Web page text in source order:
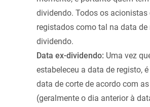
dividendo. Todos os acionistas
registados como tal na data de
dividendo.
Data ex-dividendo: Uma vez
estabeleceu a data de registo,
data de corte de acordo com
(geralmente o dia anterior à